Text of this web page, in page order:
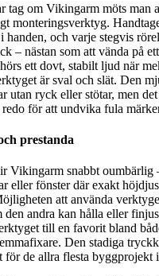
tag om Vikingarm möts man
monteringsverktyg.
handen, och varje stegvis
– nästan som att vända på
ett dovt, stabilt ljud när
är sval och slät. Den
utan ryck eller stötar, men
för att undvika fula
prestanda
Vikingarm snabbt oumbärlig
eller fönster där exakt
att använda
den andra kan hålla eller
till en favorit bland
Den stadiga
för de allra flesta byggprojekt